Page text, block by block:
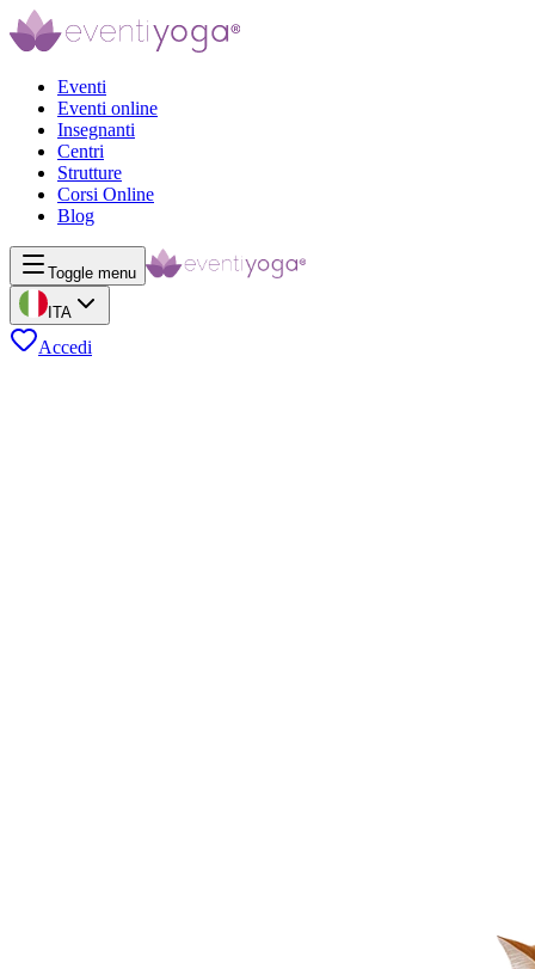
Eventi
Eventi online
Insegnanti
Centri
Strutture
Corsi Online
Blog
Toggle menu
ITA
Accedi